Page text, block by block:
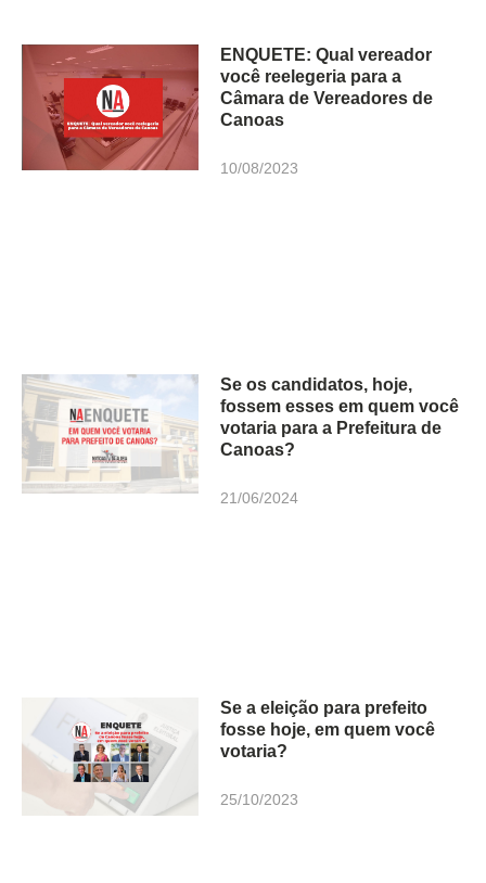
ENQUETE: Qual vereador
você reelegeria para a
Câmara de Vereadores de
Canoas
10/08/2023
Se os candidatos, hoje,
fossem esses em quem você
votaria para a Prefeitura de
Canoas?
21/06/2024
Se a eleição para prefeito
fosse hoje, em quem você
votaria?
25/10/2023